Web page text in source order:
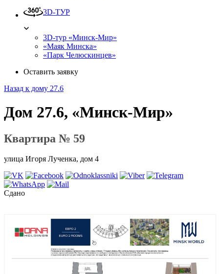
3D-ТУР
3D-тур «Минск-Мир»
«Маяк Минска»
«Парк Челюскинцев»
Оставить заявку
Назад к дому 27.6
Дом 27.6, «Минск-Мир»
Квартира № 59
улица Игоря Лученка, дом 4
Сдано